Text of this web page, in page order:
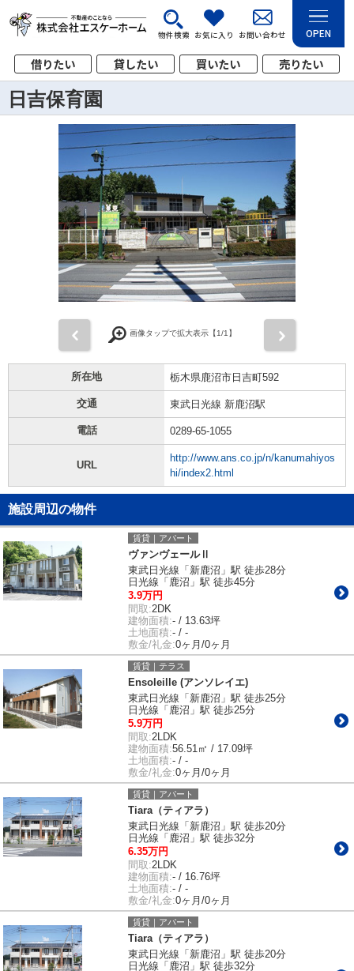
物件検索 お気に入り お問い合わせ OPEN
借りたい 貸したい 買いたい 売りたい
日吉保育園
画像タップで拡大表示【1/1】
所在地 栃木県鹿沼市日吉町592
交通 東武日光線 新鹿沼駅
電話 0289-65-1055
URL
http://www.ans.co.jp/n/kanumahiyos
hi/index2.html
施設周辺の物件
賃貸｜アパート
ヴァンヴェールⅡ
東武日光線「新鹿沼」駅 徒歩28分
日光線「鹿沼」駅 徒歩45分
3.9万円
間取:2DK
建物面積:- / 13.63坪
土地面積:- / -
敷金/礼金:0ヶ月/0ヶ月
賃貸｜テラス
Ensoleille (アンソレイエ)
東武日光線「新鹿沼」駅 徒歩25分
日光線「鹿沼」駅 徒歩25分
5.9万円
間取:2LDK
建物面積:56.51㎡ / 17.09坪
土地面積:- / -
敷金/礼金:0ヶ月/0ヶ月
賃貸｜アパート
Tiara（ティアラ）
東武日光線「新鹿沼」駅 徒歩20分
日光線「鹿沼」駅 徒歩32分
6.35万円
間取:2LDK
建物面積:- / 16.76坪
土地面積:- / -
敷金/礼金:0ヶ月/0ヶ月
賃貸｜アパート
Tiara（ティアラ）
東武日光線「新鹿沼」駅 徒歩20分
日光線「鹿沼」駅 徒歩32分